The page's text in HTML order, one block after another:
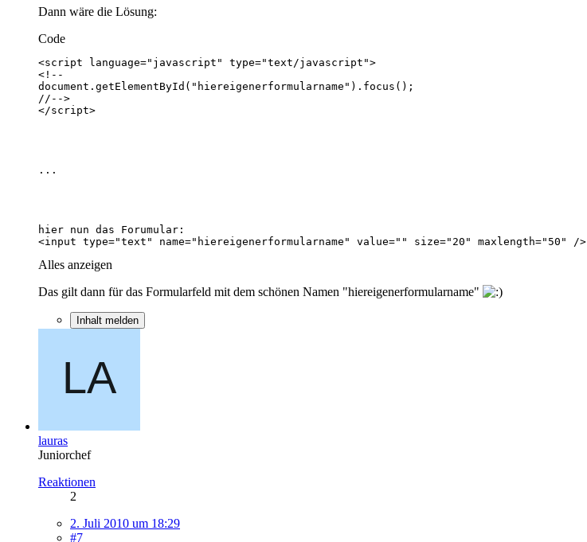
Dann wäre die Lösung:
Code
<input type="text" name="hiereigenerformularname" value="" size="20" maxlength="50" />
Alles anzeigen
Das gilt dann für das Formularfeld mit dem schönen Namen "hiereigenerformularname"
Inhalt melden
lauras
Juniorchef
Reaktionen
2
2. Juli 2010 um 18:29
#7